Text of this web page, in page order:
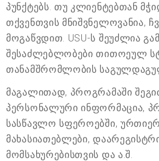
პუნქტებს. თუ კლიენტებთან
თქვენთვის მნიშვნელოვანია,
მოგაწვდით. USU-ს შეუძლია
შესაძლებლობები თითოეულ
თანამშრომლობის
მაგალითად, პროგრამაში
პერსონალური ინფორმაცია,
სასწავლო სფეროებში,
მახასიათებლები,
მომსახურებისთვის და ა.შ.